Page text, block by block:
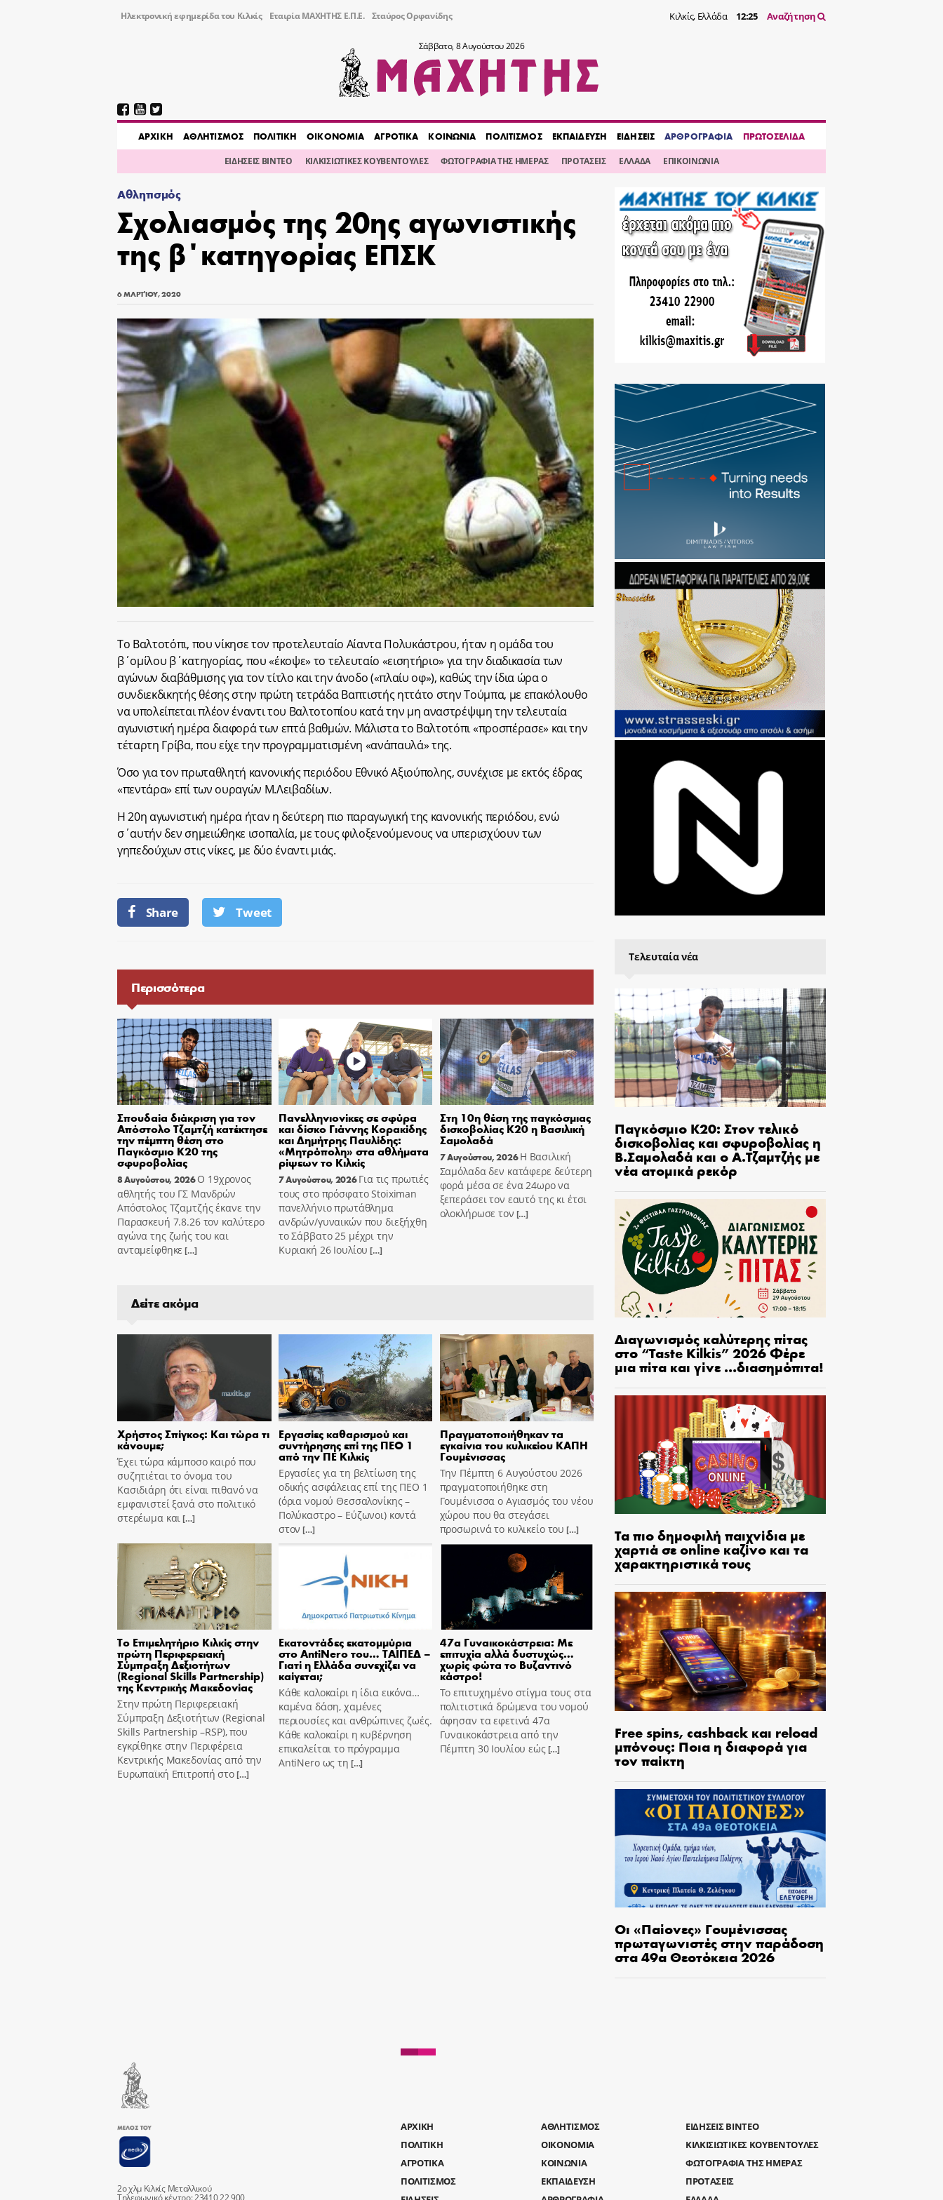
Ηλεκτρονική εφημερίδα του Κιλκίς Εταιρία ΜΑΧΗΤΗΣ Ε.Π.Ε. Σταύρος Ορφανίδης Κιλκίς, Ελλάδα 12:25 Αναζήτηση
Σάββατο, 8 Αυγούστου 2026
AΡΧΙΚΗ ΑΘΛΗΤΙΣΜΟΣ ΠΟΛΙΤΙΚΗ ΟΙΚΟΝΟΜΙΑ ΑΓΡΟΤΙΚΑ ΚΟΙΝΩΝΙΑ ΠΟΛΙΤΙΣΜΟΣ ΕΚΠΑΙΔΕΥΣΗ ΕΙΔΗΣΕΙΣ ΑΡΘΡΟΓΡΑΦΙΑ ΠΡΩΤΟΣΕΛΙΔΑ
ΕΙΔΗΣΕΙΣ ΒΙΝΤΕΟ ΚΙΛΚΙΣΙΩΤΙΚΕΣ ΚΟΥΒΕΝΤΟΥΛΕΣ ΦΩΤΟΓΡΑΦΙΑ ΤΗΣ ΗΜΕΡΑΣ ΠΡΟΤΑΣΕΙΣ ΕΛΛΑΔΑ ΕΠΙΚΟΙΝΩΝΙΑ
Αθλητισμός
Σχολιασμός της 20ης αγωνιστικής
της β΄κατηγορίας ΕΠΣΚ
6 ΜΑΡΤΊΟΥ, 2020
Το Βαλτοτόπι, που νίκησε τον προτελευταίο Αίαντα Πολυκάστρου, ήταν η ομάδα του
β΄ομίλου β΄κατηγορίας, που «έκοψε» το τελευταίο «εισητήριο» για την διαδικασία των
αγώνων διαβάθμισης για τον τίτλο και την άνοδο («πλαίυ οφ»), καθώς την ίδια ώρα ο
συνδιεκδικητής θέσης στην πρώτη τετράδα Βαπτιστής ηττάτο στην Τούμπα, με επακόλουθο
να υπολείπεται πλέον έναντι του Βαλτοτοπίου κατά την μη αναστρέψιμη την τελευταία
αγωνιστική ημέρα διαφορά των επτά βαθμών. Μάλιστα το Βαλτοτόπι «προσπέρασε» και την
τέταρτη Γρίβα, που είχε την προγραμματισμένη «ανάπαυλά» της.
Όσο για τον πρωταθλητή κανονικής περιόδου Εθνικό Αξιούπολης, συνέχισε με εκτός έδρας
«πεντάρα» επί των ουραγών Μ.Λειβαδίων.
Η 20η αγωνιστική ημέρα ήταν η δεύτερη πιο παραγωγική της κανονικής περιόδου, ενώ
σ΄αυτήν δεν σημειώθηκε ισοπαλία, με τους φιλοξενούμενους να υπερισχύουν των
γηπεδούχων στις νίκες, με δύο έναντι μιάς.
Share Tweet
Περισσότερα
Σπουδαία διάκριση για τον
Απόστολο Τζαμτζή κατέκτησε
την πέμπτη θέση στο
Παγκόσμιο Κ20 της
σφυροβολίας
8 Αυγούστου, 2026Ο 19χρονος
αθλητής του ΓΣ Μανδρών
Απόστολος Τζαμτζής έκανε την
Παρασκευή 7.8.26 τον καλύτερο
αγώνα της ζωής του και
ανταμείφθηκε […]
Πανελληνιονίκες σε σφύρα
και δίσκο Γιάννης Κορακίδης
και Δημήτρης Παυλίδης:
«Μητρόπολη» στα αθλήματα
ρίψεων το Κιλκίς
7 Αυγούστου, 2026 Για τις πρωτιές
τους στο πρόσφατο Stoiximan
πανελλήνιο πρωτάθλημα
ανδρών/γυναικών που διεξήχθη
το Σάββατο 25 μέχρι την
Κυριακή 26 Ιουλίου […]
Στη 10η θέση της παγκόσμιας
δισκοβολίας Κ20 η Βασιλική
Σαμολαδά
7 Αυγούστου, 2026 Η Βασιλική
Σαμόλαδα δεν κατάφερε δεύτερη
φορά μέσα σε ένα 24ωρο να
ξεπεράσει τον εαυτό της κι έτσι
ολοκλήρωσε τον […]
Δείτε ακόμα
Χρήστος Σπίγκος: Και τώρα τι
κάνουμε;
Έχει τώρα κάμποσο καιρό που
συζητιέται το όνομα του
Κασιδιάρη ότι είναι πιθανό να
εμφανιστεί ξανά στο πολιτικό
στερέωμα και […]
Εργασίες καθαρισμού και
συντήρησης επί της ΠΕΟ 1
από την ΠΕ Κιλκίς
Εργασίες για τη βελτίωση της
οδικής ασφάλειας επί της ΠΕΟ 1
(όρια νομού Θεσσαλονίκης –
Πολύκαστρο – Εύζωνοι) κοντά
στον […]
Πραγματοποιήθηκαν τα
εγκαίνια του κυλικείου ΚΑΠΗ
Γουμένισσας
Την Πέμπτη 6 Αυγούστου 2026
πραγματοποιήθηκε στη
Γουμένισσα ο Αγιασμός του νέου
χώρου που θα στεγάσει
προσωρινά το κυλικείο του […]
Το Επιμελητήριο Κιλκίς στην
πρώτη Περιφερειακή
Σύμπραξη Δεξιοτήτων
(Regional Skills Partnership)
της Κεντρικής Μακεδονίας
Στην πρώτη Περιφερειακή
Σύμπραξη Δεξιοτήτων (Regional
Skills Partnership –RSP), που
εγκρίθηκε στην Περιφέρεια
Κεντρικής Μακεδονίας από την
Ευρωπαϊκή Επιτροπή στο[…]
Εκατοντάδες εκατομμύρια
στο AntiNero του… ΤΑΙΠΕΔ –
Γιατί η Ελλάδα συνεχίζει να
καίγεται;
Κάθε καλοκαίρι η ίδια εικόνα…
καμένα δάση, χαμένες
περιουσίες και ανθρώπινες ζωές.
Κάθε καλοκαίρι η κυβέρνηση
επικαλείται το πρόγραμμα
AntiNero ως τη […]
47α Γυναικοκάστρεια: Με
επιτυχία αλλά δυστυχώς…
χωρίς φώτα το Βυζαντινό
κάστρο!
Το επιτυχημένο στίγμα τους στα
πολιτιστικά δρώμενα του νομού
άφησαν τα εφετινά 47α
Γυναικοκάστρεια από την
Πέμπτη 30 Ιουλίου εώς[…]
Τελευταία νέα
Παγκόσμιο Κ20: Στον τελικό
δισκοβολίας και σφυροβολίας η
Β.Σαμολαδά και ο Α.Τζαμτζής με
νέα ατομικά ρεκόρ
Διαγωνισμός καλύτερης πίτας
στο “Taste Kilkis” 2026 Φέρε
μια πίτα και γίνε …διασημόπιτα!
Τα πιο δημοφιλή παιχνίδια με
χαρτιά σε online καζίνο και τα
χαρακτηριστικά τους
Free spins, cashback και reload
μπόνους: Ποια η διαφορά για
τον παίκτη
Οι «Παίονες» Γουμένισσας
πρωταγωνιστές στην παράδοση
στα 49α Θεοτόκεια 2026
2ο χλμ Κιλκίς Μεταλλικού
Τηλεφωνικό κέντρο: 23410 22 900
AΡΧΙΚΗ
ΑΘΛΗΤΙΣΜΟΣ
ΠΟΛΙΤΙΚΗ
ΟΙΚΟΝΟΜΙΑ
ΑΓΡΟΤΙΚΑ
ΚΟΙΝΩΝΙΑ
ΠΟΛΙΤΙΣΜΟΣ
ΕΚΠΑΙΔΕΥΣΗ
ΕΙΔΗΣΕΙΣ ΒΙΝΤΕΟ
ΚΙΛΚΙΣΙΩΤΙΚΕΣ ΚΟΥΒΕΝΤΟΥΛΕΣ
ΦΩΤΟΓΡΑΦΙΑ ΤΗΣ ΗΜΕΡΑΣ
ΠΡΟΤΑΣΕΙΣ